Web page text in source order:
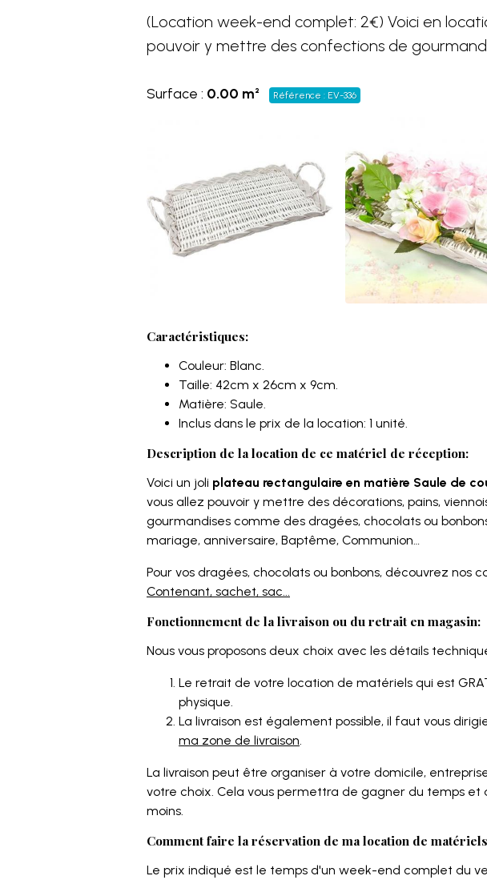
(Location week-end complet: 2€) Voici en
pouvoir y mettre des confections de
Surface : 0.00 m² Référence : EV-336
Caractéristiques:
Couleur: Blanc.
Taille: 42cm x 26cm x 9cm.
Matière: Saule.
Inclus dans le prix de la location: 1 unité.
Description de la location de ce matériel de réception:
Voici un joli plateau rectangulaire en matière Saule de
vous allez pouvoir y mettre des décorations, pains,
gourmandises comme des dragées, chocolats ou
mariage, anniversaire, Baptême, Communion…
Pour vos dragées, chocolats ou bonbons, découvrez nos
Contenant, sachet, sac...
Fonctionnement de la livraison ou du retrait en magasin:
Nous vous proposons deux choix avec les détails
Le retrait de votre location de matériels qui est
physique.
La livraison est également possible, il faut vous
ma zone de livraison.
La livraison peut être organiser à votre domicile,
votre choix. Cela vous permettra de gagner du temps et
moins.
Comment faire la réservation de ma location de
Le prix indiqué est le temps d'un week-end complet du